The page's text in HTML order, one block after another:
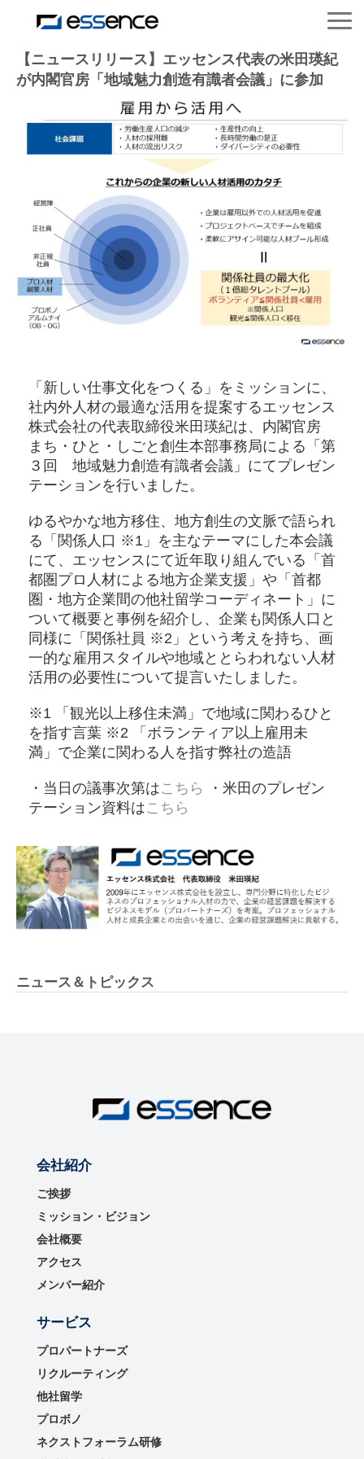
サービス紹介
ニュース＆トピックス
導入事例
採用情報
セミナー＆コラム
【ニュースリリース】エッセンス代表の米田瑛紀
が内閣官房「地域魅力創造有識者会議」に参加
「新しい仕事文化をつくる」をミッションに、
社内外人材の最適な活用を提案するエッセンス
株式会社の代表取締役米田瑛紀は、内閣官房
まち・ひと・しごと創生本部事務局による「第
３回 地域魅力創造有識者会議」にてプレゼン
テーションを行いました。
ゆるやかな地方移住、地方創生の文脈で語られ
る「関係人口 ※1」を主なテーマにした本会議
にて、エッセンスにて近年取り組んでいる「首
都圏プロ人材による地方企業支援」や「首都
圏・地方企業間の他社留学コーディネート」に
ついて概要と事例を紹介し、企業も関係人口と
同様に「関係社員 ※2」という考えを持ち、画
一的な雇用スタイルや地域ととらわれない人材
活用の必要性について提言いたしました。
※1 「観光以上移住未満」で地域に関わるひと
を指す言葉 ※2 「ボランティア以上雇用未
満」で企業に関わる人を指す弊社の造語
・当日の議事次第はこちら
・米田のプレゼン
テーション資料はこちら
ニュース＆トピックス
会社紹介
ご挨拶
ミッション・ビジョン
会社概要
アクセス
メンバー紹介
サービス
プロパートナーズ
リクルーティング
他社留学
プロボノ
ネクストフォーラム研修